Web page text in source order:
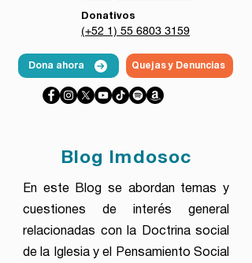
Donativos
(+52 1) 55 6803 3159
Dona ahora Quejas y Denuncias
Blog Imdosoc
En este Blog se abordan temas y
cuestiones de interés general
relacionadas con la Doctrina social
de la Iglesia y el Pensamiento Social